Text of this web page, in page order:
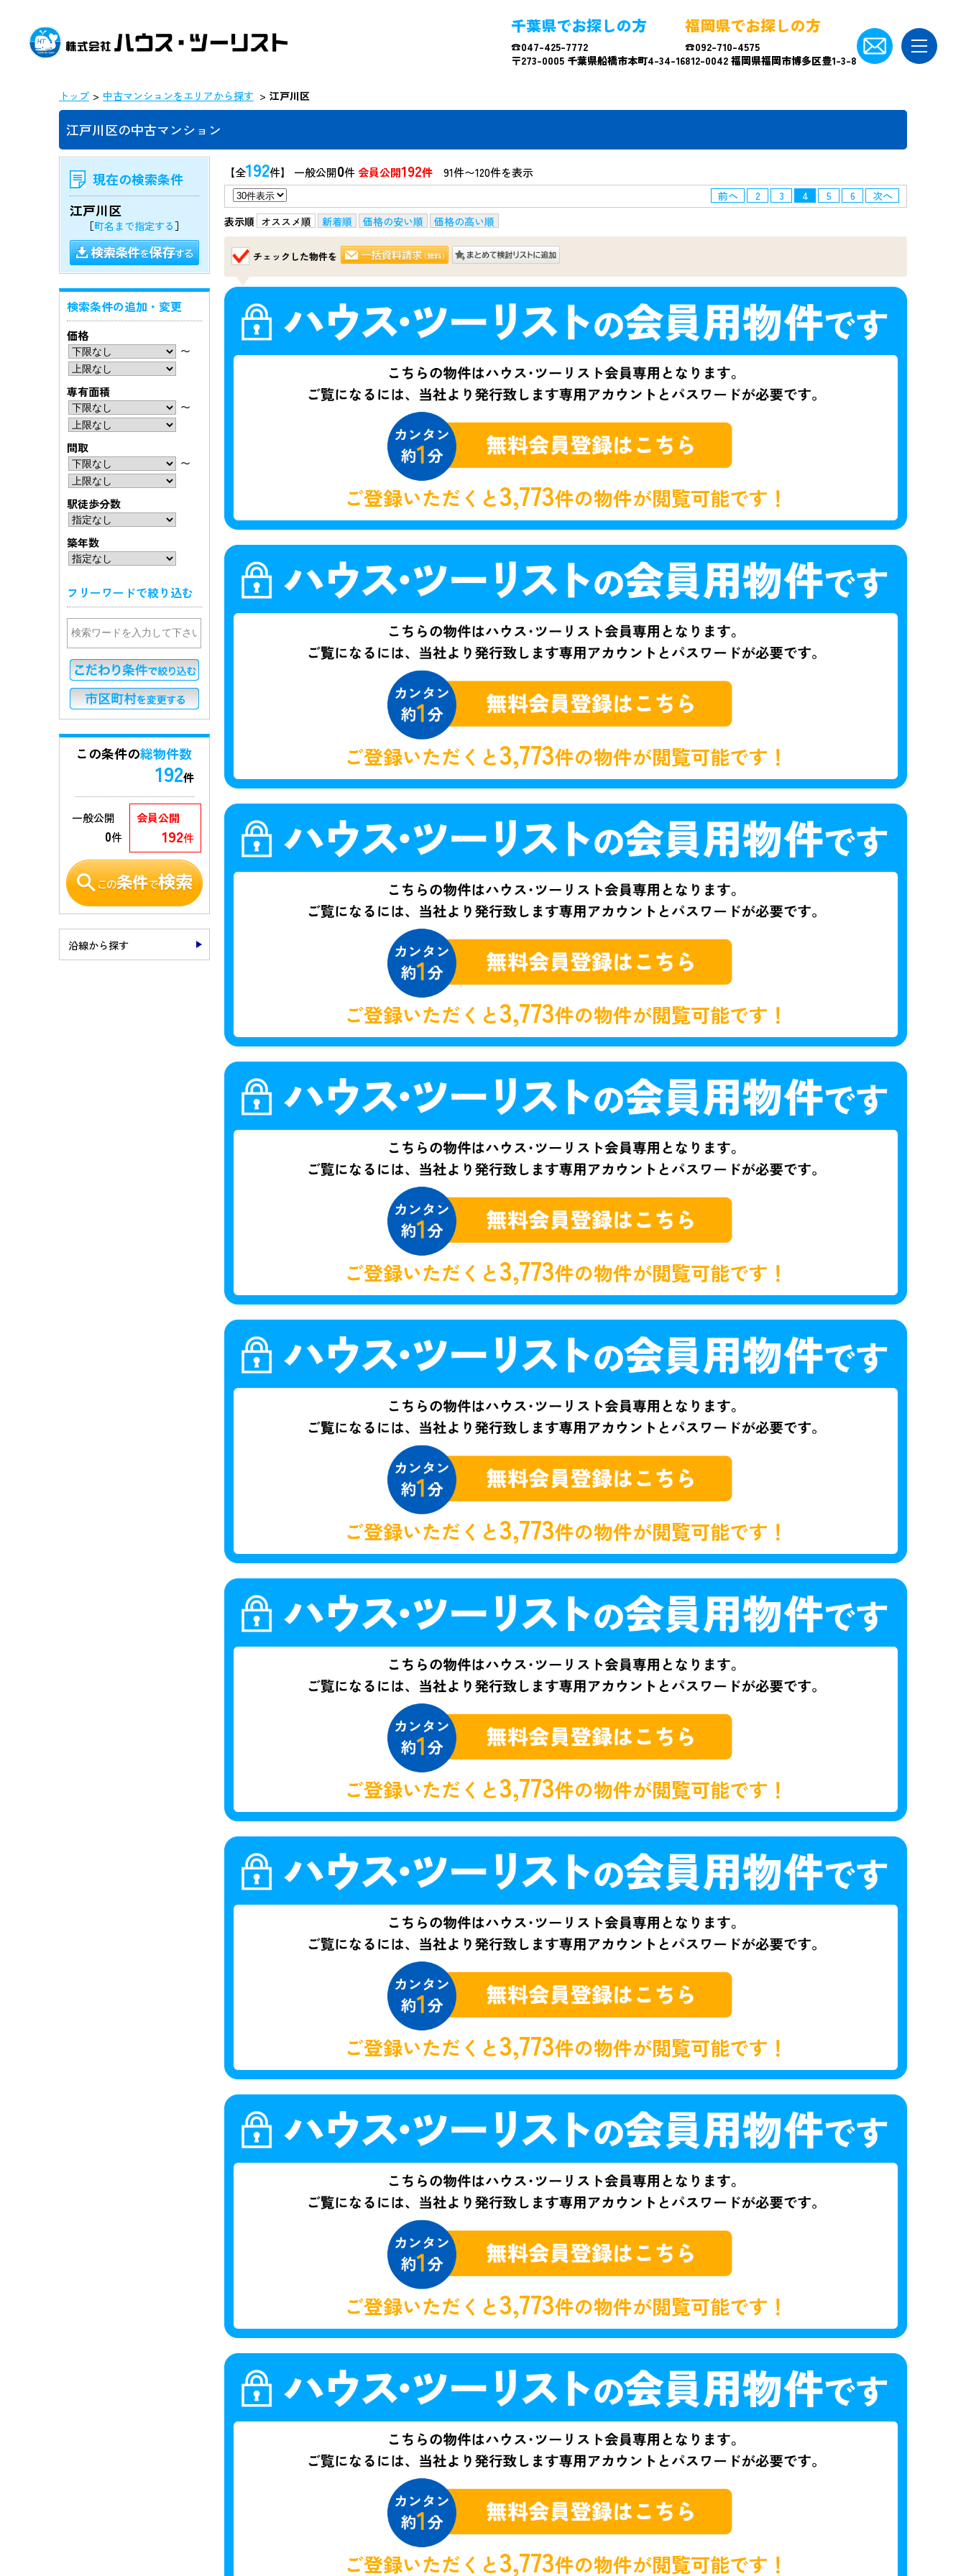
千葉県でお探しの方
☎047-425-7772
〒273-0005 千葉県船橋市本町4-34-16
福岡県でお探しの方
☎092-710-4575
812-0042 福岡県福岡市博多区豊1-3-8
トップ 中古マンションをエリアから探す 江戸川区
江戸川区の中古マンション
【全192件】 一般公開0件会員公開192件 91件〜120件を表示
前へ 2 3 4 5 6
次へ
表示順 オススメ順 新着順 価格の安い順 価格の高い順
チェックした物件を
ご登録いただくと3,773件の物件が閲覧可能です！
ご登録いただくと3,773件の物件が閲覧可能です！
ご登録いただくと3,773件の物件が閲覧可能です！
ご登録いただくと3,773件の物件が閲覧可能です！
ご登録いただくと3,773件の物件が閲覧可能です！
ご登録いただくと3,773件の物件が閲覧可能です！
ご登録いただくと3,773件の物件が閲覧可能です！
ご登録いただくと3,773件の物件が閲覧可能です！
ご登録いただくと3,773件の物件が閲覧可能です！
現在の検索条件
江戸川区
［町名まで指定する］
検索条件の追加・変更
価格
〜
専有面積
〜
間取
〜
駅徒歩分数
築年数
フリーワードで絞り込む
この条件の総物件数
192件
会員公開
192件
一般公開
0件
沿線から探す